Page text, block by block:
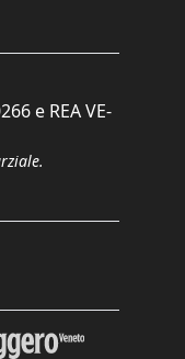
e REA VE-